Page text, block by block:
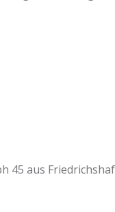
aus